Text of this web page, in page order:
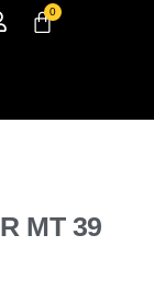
0
MT 39